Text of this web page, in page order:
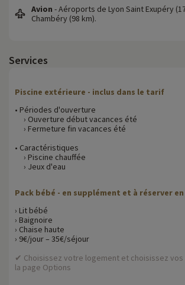
Avion - Aéroports de Lyon Saint Exupéry
Chambéry (98 km).
Services
Piscine extérieure - inclus dans le tarif
• Périodes d'ouverture
› Ouverture début vacances été
› Fermeture fin vacances été
• Caractéristiques
› Piscine chauffée
› Jeux d'eau
Pack bébé - en supplément et à réserver
› Lit bébé
› Baignoire
› Chaise haute
› 9€/jour – 35€/séjour
✔ Choisissez votre logement et choisissez
la page Options